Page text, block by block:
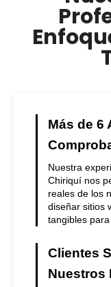
Más de 6
Nuestra
Chiriquí nos
reales de los
diseñar sitios
tangibles para
Clientes
Nuestros